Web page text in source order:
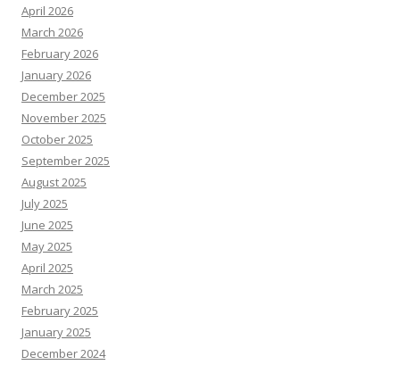
April 2026
March 2026
February 2026
January 2026
December 2025
November 2025
October 2025
September 2025
August 2025
July 2025
June 2025
May 2025
April 2025
March 2025
February 2025
January 2025
December 2024